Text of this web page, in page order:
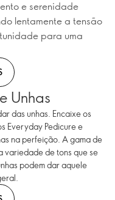
e serenidade
lentamente a tensão
para uma
Unhas
das unhas. Encaixe os
Everyday Pedicure e
na perfeição. A gama de
variedade de tons que se
podem dar aquele